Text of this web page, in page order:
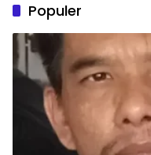
Populer